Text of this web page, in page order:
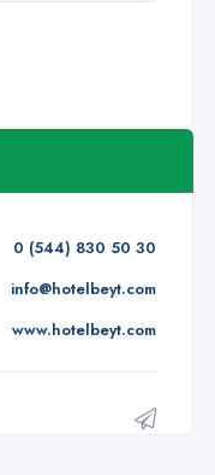
0 (544) 830 50 30
info@hotelbeyt.com
www.hotelbeyt.com